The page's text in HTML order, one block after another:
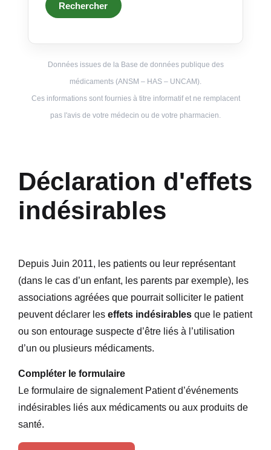
Rechercher
Données issues de la Base de données publique des
médicaments (ANSM – HAS – UNCAM).
Ces informations sont fournies à titre informatif et ne remplacent
pas l'avis de votre médecin ou de votre pharmacien.
Déclaration d'effets
indésirables
Depuis Juin 2011, les patients ou leur représentant
(dans le cas d’un enfant, les parents par exemple), les
associations agréées que pourrait solliciter le patient
peuvent déclarer les effets indésirables que le patient
ou son entourage suspecte d’être liés à l’utilisation
d’un ou plusieurs médicaments.
Compléter le formulaire
Le formulaire de signalement Patient d’événements
indésirables liés aux médicaments ou aux produits de
santé.